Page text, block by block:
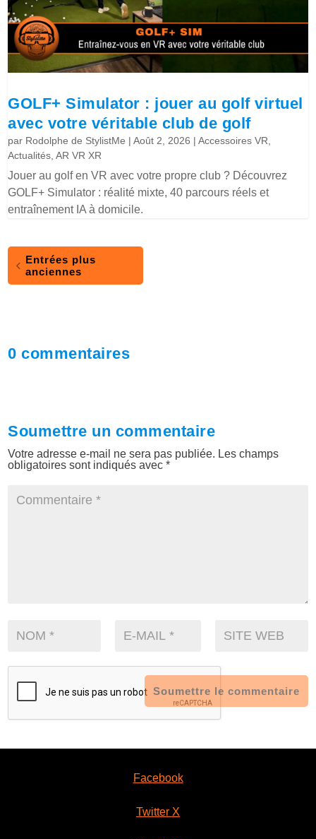
GOLF+ Simulator : jouer au golf virtuel
avec votre véritable club de golf
par Rodolphe de StylistMe |Août 2, 2026 |Accessoires VR,
Actualités,AR VR XR
Jouer au golf en VR avec votre propre club ? Découvrez
GOLF+ Simulator : réalité mixte, 40 parcours réels et
entraînement IA à domicile.
Entrées plus
anciennes
0 commentaires
Soumettre un commentaire
Votre adresse e-mail ne sera pas publiée. Les champs
obligatoires sont indiqués avec*
Soumettre le commentaire
Facebook
Twitter X